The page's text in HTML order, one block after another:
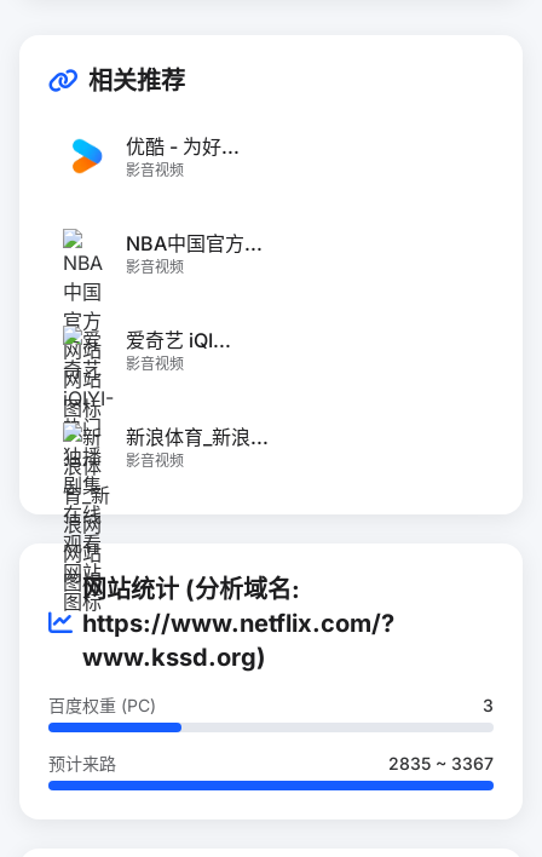
相关推荐
优酷 - 为好...
影音视频
NBA中国官方...
影音视频
爱奇艺 iQI...
影音视频
新浪体育_新浪...
影音视频
网站统计 (分析域名:
https://www.netflix.com/?
www.kssd.org)
百度权重 (PC) 3
预计来路 2835 ~ 3367